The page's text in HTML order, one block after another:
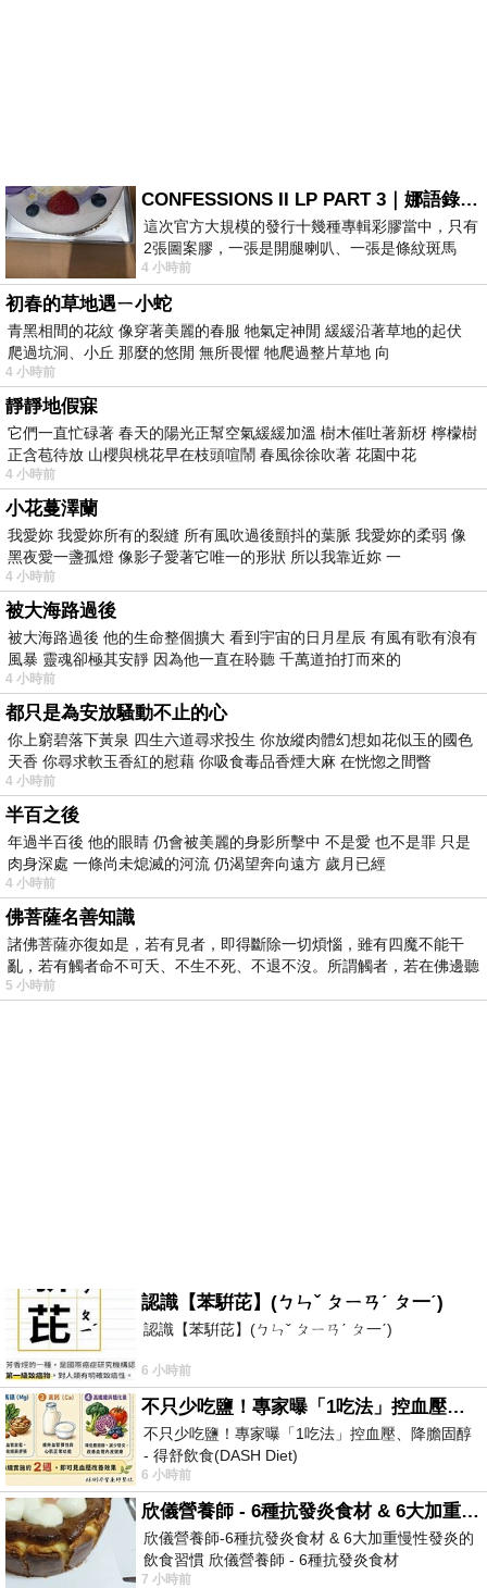
CONFESSIONS II LP PART 3｜娜語錄II LP PART 3
這次官方大規模的發行十幾種專輯彩膠當中，只有
2張圖案膠，一張是開腿喇叭、一張是條紋斑馬
版；目前官網上只剩澳洲商店AU STORE
4 小時前
初春的草地遇ㄧ小蛇
青黑相間的花紋 像穿著美麗的春服 牠氣定神閒 緩緩沿著草地的起伏
爬過坑洞、小丘 那麼的悠閒 無所畏懼 牠爬過整片草地 向
4 小時前
靜靜地假寐
它們一直忙碌著 春天的陽光正幫空氣緩緩加溫 樹木催吐著新枒 檸檬樹
正含苞待放 山櫻與桃花早在枝頭喧鬧 春風徐徐吹著 花園中花
4 小時前
小花蔓澤蘭
我愛妳 我愛妳所有的裂縫 所有風吹過後顫抖的葉脈 我愛妳的柔弱 像
黑夜愛一盞孤燈 像影子愛著它唯一的形狀 所以我靠近妳 一
4 小時前
被大海路過後
被大海路過後 他的生命整個擴大 看到宇宙的日月星辰 有風有歌有浪有
風暴 靈魂卻極其安靜 因為他一直在聆聽 千萬道拍打而來的
4 小時前
都只是為安放騷動不止的心
你上窮碧落下黃泉 四生六道尋求投生 你放縱肉體幻想如花似玉的國色
天香 你尋求軟玉香紅的慰藉 你吸食毒品香煙大麻 在恍惚之間瞥
4 小時前
半百之後
年過半百後 他的眼睛 仍會被美麗的身影所擊中 不是愛 也不是罪 只是
肉身深處 一條尚未熄滅的河流 仍渴望奔向遠方 歲月已經
4 小時前
佛菩薩名善知識
諸佛菩薩亦復如是，若有見者，即得斷除一切煩惱，雖有四魔不能干
亂，若有觸者命不可夭、不生不死、不退不沒。所謂觸者，若在佛邊聽
受
5 小時前
認識【苯騈芘】(ㄅㄣˇ ㄆㄧㄢˊ ㄆ一ˊ)
認識【苯騈芘】(ㄅㄣˇ ㄆㄧㄢˊ ㄆ一ˊ)
6 小時前
不只少吃鹽！專家曝「1吃法」控血壓、降膽固醇 - 得舒飲食(DASH Diet)
不只少吃鹽！專家曝「1吃法」控血壓、降膽固醇
- 得舒飲食(DASH Diet)
https://www.facebook.com/dietitiansophia/posts/
6 小時前
欣儀營養師 - 6種抗發炎食材 & 6大加重慢性發炎的飲食習慣
欣儀營養師-6種抗發炎食材 & 6大加重慢性發炎的
飲食習慣 欣儀營養師 - 6種抗發炎食材
https://www.facebook.com/photo/?fbid=147
7 小時前